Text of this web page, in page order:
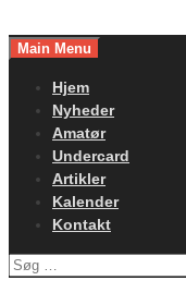
toMain Menu
Hjem
Nyheder
Amatør
Undercard
Artikler
Kalender
Kontakt
Søg